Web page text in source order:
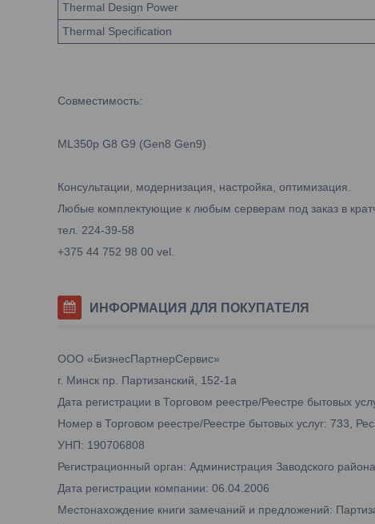
Thermal Design Power
Thermal Specification
Совместимость:
ML350p G8 G9 (Gen8 Gen9)
Консультации, модернизация, настройка, оптимизация.
Любые комплектующие к любым серверам под заказ в
тел. 224-39-58
+375 44 752 98 00 vel.
ИНФОРМАЦИЯ ДЛЯ ПОКУПАТЕЛЯ
ООО «БизнесПартнерСервис»
г. Минск пр. Партизанский, 152-1а
Дата регистрации в Торговом реестре/Реестре бытовых
Номер в Торговом реестре/Реестре бытовых услуг: 733,
УНП: 190706808
Регистрационный орган: Администрация Заводского района
Дата регистрации компании: 06.04.2006
Местонахождение книги замечаний и предложений: